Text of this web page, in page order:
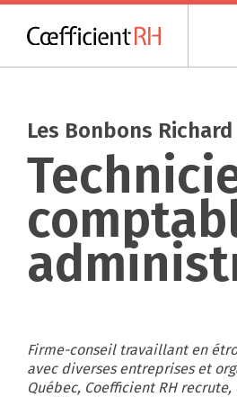
Les Bonbons Richard
Firme-conseil travaillant en
avec diverses entreprises et
Québec, Coefficient RH